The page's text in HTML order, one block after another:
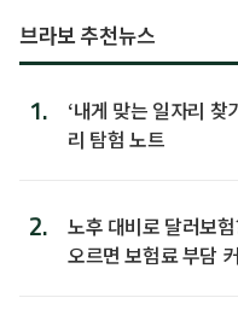
브라보 추천뉴스
1.
‘내게 맞는 일자리 찾
리 탐험 노트
2.
노후 대비로 달러보
오르면 보험료 부담